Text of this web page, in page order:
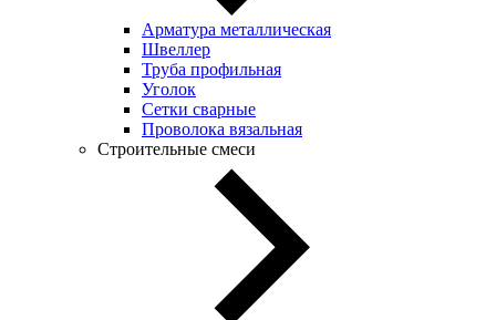
Арматура металлическая
Швеллер
Труба профильная
Уголок
Сетки сварные
Проволока вязальная
Строительные смеси